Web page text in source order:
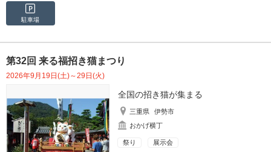
駐車場
第32回 来る福招き猫まつり
2026年9月19日(土)～29日(火)
全国の招き猫が集まる
三重県
伊勢市
おかげ横丁
祭り 展示会